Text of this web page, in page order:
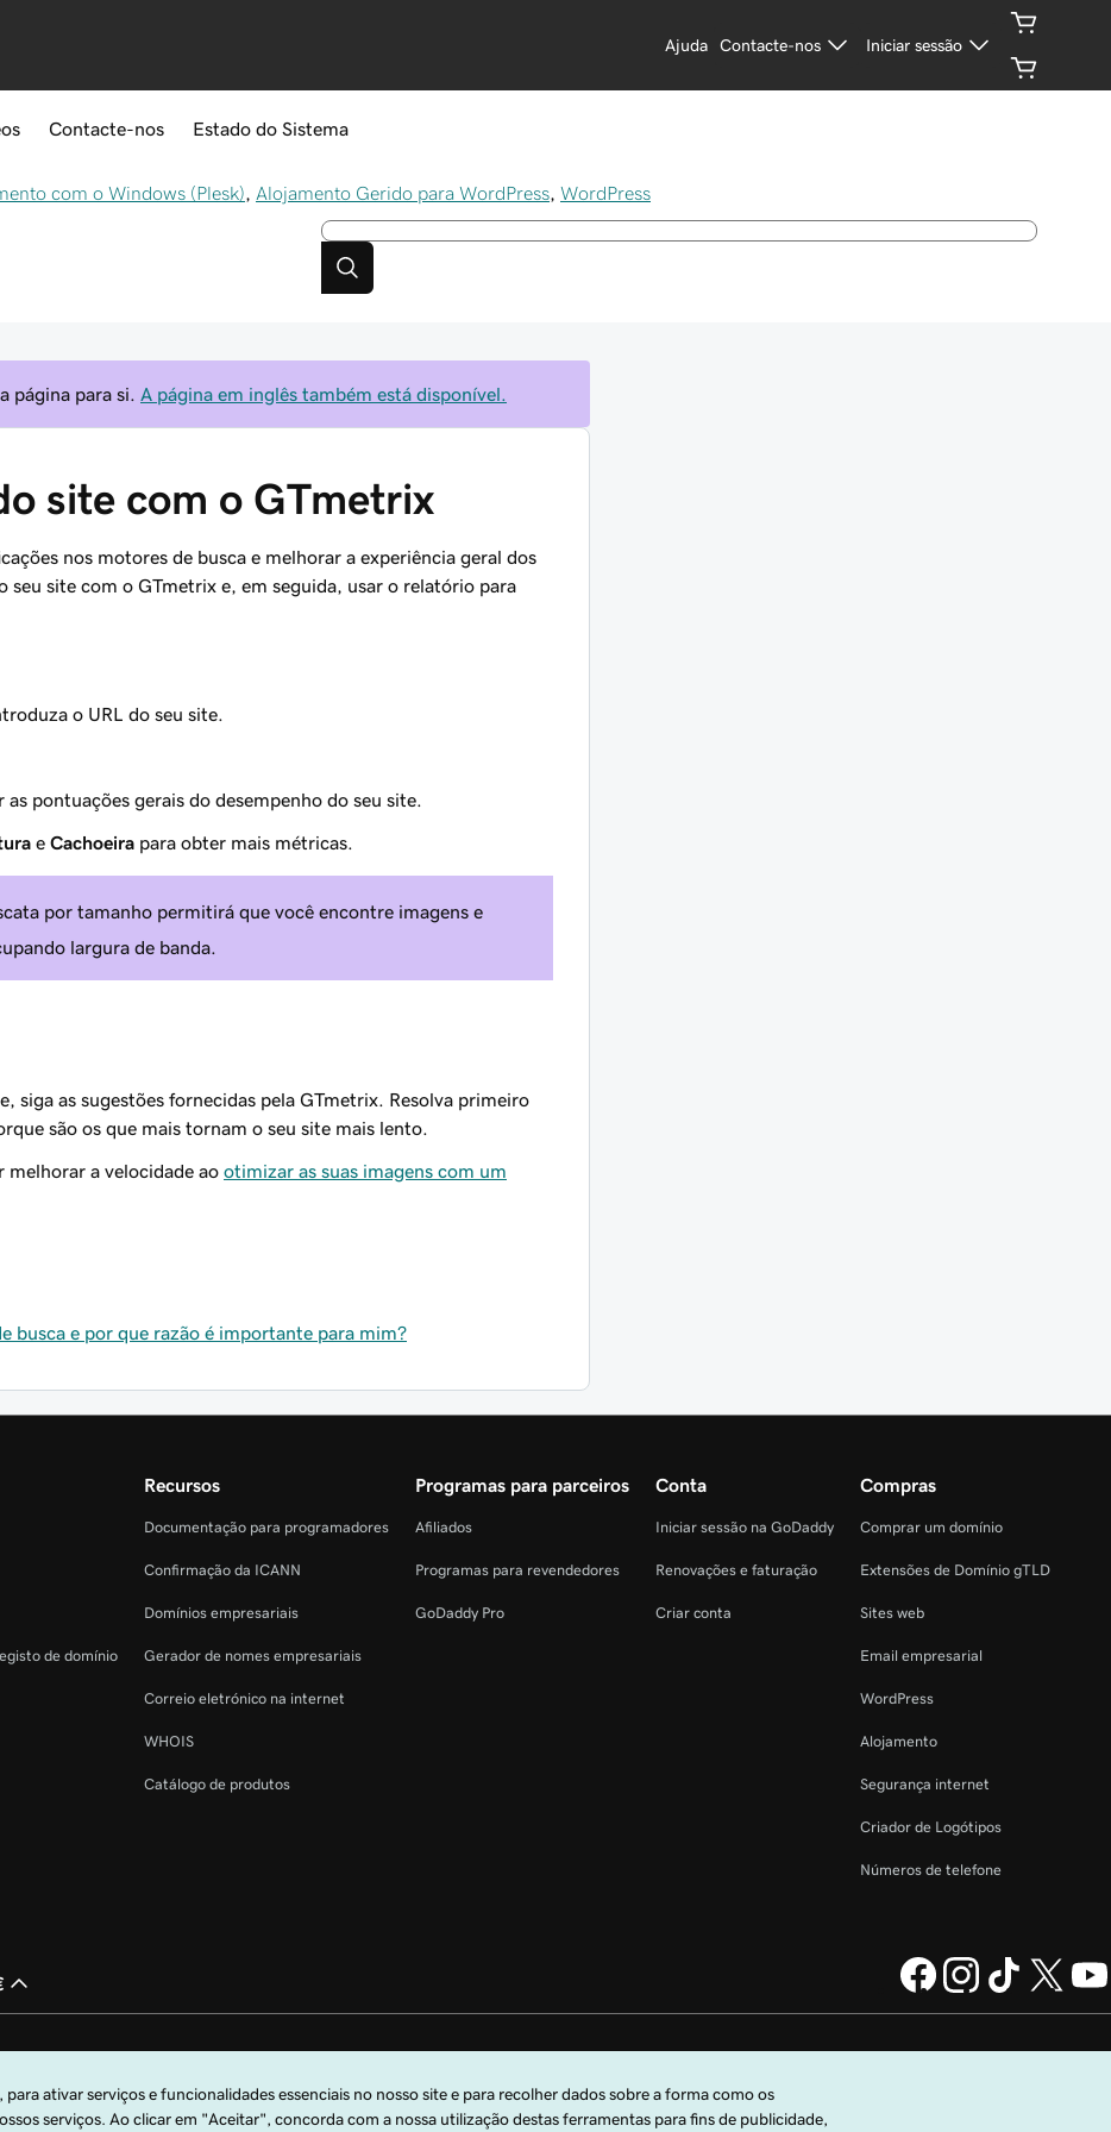
Ajuda Contacte-nos Iniciar sessão
Contacte-nos Estado do Sistema
com o Windows (Plesk) Alojamento Gerido para WordPress WordPress
página para si. A página em inglês também está disponível.
site com o GTmetrix
nos motores de busca e melhorar a experiência geral dos
seu site com o GTmetrix e, em seguida, usar o relatório para
o URL do seu site.
as pontuações gerais do desempenho do seu site.
e Cachoeira para obter mais métricas.
por tamanho permitirá que você encontre imagens e
largura de banda.
siga as sugestões fornecidas pela GTmetrix. Resolva primeiro
são os que mais tornam o seu site mais lento.
melhorar a velocidade ao otimizar as suas imagens com um
busca e por que razão é importante para mim?
de domínio
Recursos
Documentação para programadores
Confirmação da ICANN
Domínios empresariais
Gerador de nomes empresariais
Correio eletrónico na internet
WHOIS
Catálogo de produtos
Programas para parceiros
Afiliados
Programas para revendedores
GoDaddy Pro
Conta
Iniciar sessão na GoDaddy
Renovações e faturação
Criar conta
Compras
Comprar um domínio
Extensões de Domínio gTLD
Sites web
Email empresarial
WordPress
Alojamento
Segurança internet
Criador de Logótipos
Números de telefone
reservados. A marca nominativa GoDaddy é uma marca comercial registada da GoDaddy
marca comercial registada da GoDaddy.com, LLC nos EUA.